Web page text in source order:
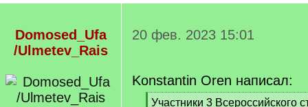
Domosed_Ufa
/Ulmetev_Rais
20 фев. 2023 15:01
Konstantin Oren написал:
[Участники 3 Всероссийского